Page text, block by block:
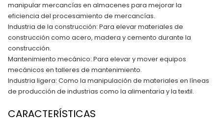
manipular mercancías en almacenes para mejorar la
eficiencia del procesamiento de mercancías.
Industria de la construcción: Para elevar materiales de
construcción como acero, madera y cemento durante la
construcción.
Mantenimiento mecánico: Para elevar y mover equipos
mecánicos en talleres de mantenimiento.
Industria ligera: Como la manipulación de materiales en líneas
de producción de industrias como la alimentaria y la textil.
CARACTERÍSTICAS